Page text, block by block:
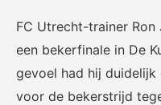
FC Utrecht-trainer
een bekerfinale in De
gevoel had hij
voor de bekerstrijd